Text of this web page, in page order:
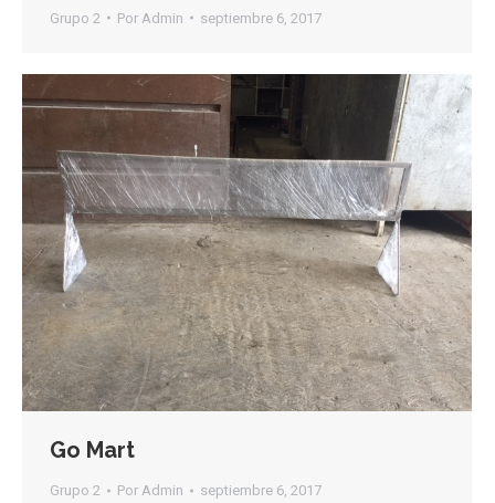
Grupo 2 Por Admin septiembre 6, 2017
Go Mart
Grupo 2 Por Admin septiembre 6, 2017